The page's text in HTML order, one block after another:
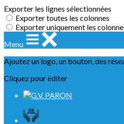
Exporter les lignes sélectionnées
Exporter toutes les colonnes
Exporter uniquement les
Menu
Ajoutez un logo, un bouton, des
Cliquez pour éditer